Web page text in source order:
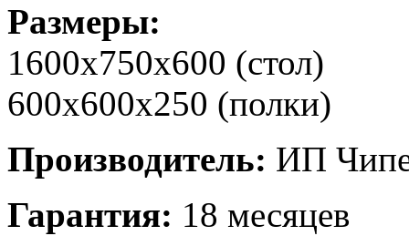
Размеры:
1600х750х600 (стол)
600х600х250 (полки)
Производитель: ИП
Гарантия: 18 месяцев